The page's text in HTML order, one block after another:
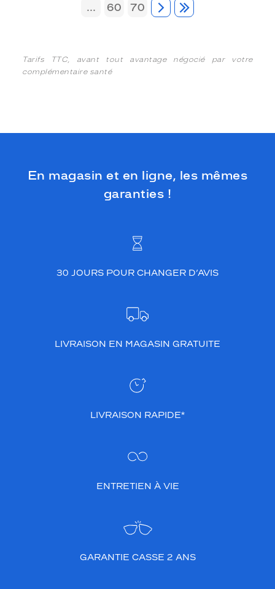
...
60 70
Tarifs TTC, avant tout avantage négocié par votre
complémentaire santé
En magasin et en ligne, les mêmes
garanties !
30 JOURS POUR CHANGER D’AVIS
LIVRAISON EN MAGASIN GRATUITE
LIVRAISON RAPIDE*
ENTRETIEN À VIE
GARANTIE CASSE 2 ANS